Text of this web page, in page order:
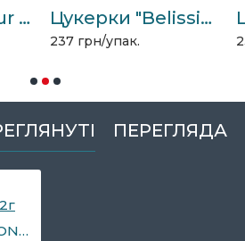
Десерт Bonjour KONTI смак полуниці з вершками 232г Цукерки "Belissimo "Сlassico" смак крем-брюле 1кг
237 грн/упак.
Десерт Bonjour KONTI класика 232г